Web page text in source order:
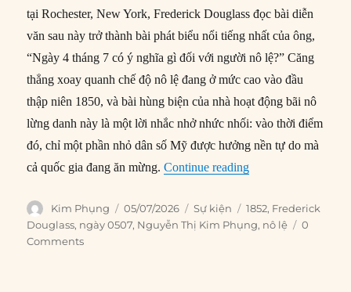
tại Rochester, New York, Frederick Douglass đọc bài diễn
văn sau này trở thành bài phát biểu nổi tiếng nhất của ông,
“Ngày 4 tháng 7 có ý nghĩa gì đối với người nô lệ?” Căng
thẳng xoay quanh chế độ nô lệ đang ở mức cao vào đầu
thập niên 1850, và bài hùng biện của nhà hoạt động bãi nô
lừng danh này là một lời nhắc nhở nhức nhối: vào thời điểm
đó, chỉ một phần nhỏ dân số Mỹ được hưởng nền tự do mà
cả quốc gia đang ăn mừng.Continue reading“05/07/1852:
Author
Kim Phụng
Posted
on
05/07/2026 Categories
Sự kiện Tags
1852, Frederick
Douglass, ngày 0507, Nguyễn Thị Kim Phụng, nô lệ
0
Comments